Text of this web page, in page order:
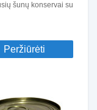
šunų konservai su
Peržiūrėti